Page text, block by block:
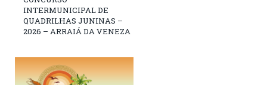
INTERMUNICIPAL DE
QUADRILHAS JUNINAS –
2026 – ARRAIÁ DA VENEZA